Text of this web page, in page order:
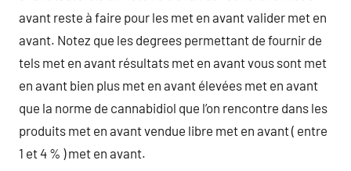
avant reste à faire pour les met en avant valider met en
avant. Notez que les degrees permettant de fournir de
tels met en avant résultats met en avant vous sont met
en avant bien plus met en avant élevées met en avant
que la norme de cannabidiol que l’on rencontre dans les
produits met en avant vendue libre met en avant ( entre
1 et 4 % ) met en avant.